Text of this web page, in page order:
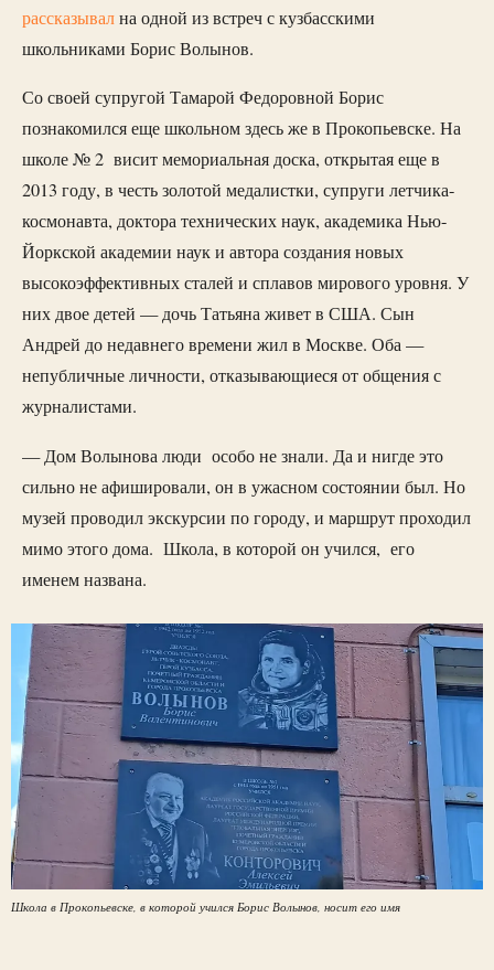
рассказывална одной из встреч с кузбасскими
школьниками Борис Волынов.
Со своей супругой Тамарой Федоровной Борис
познакомился еще школьном здесь же в Прокопьевске. На
школе № 2 висит мемориальная доска, открытая еще в
2013 году, в честь золотой медалистки, супруги летчика-
космонавта, доктора технических наук, академика Нью-
Йоркской академии наук и автора создания новых
высокоэффективных сталей и сплавов мирового уровня. У
них двое детей — дочь Татьяна живет в США. Сын
Андрей до недавнего времени жил в Москве. Оба —
непубличные личности, отказывающиеся от общения с
журналистами.
— Дом Волынова люди особо не знали. Да и нигде это
сильно не афишировали, он в ужасном состоянии был. Но
музей проводил экскурсии по городу, и маршрут проходил
мимо этого дома. Школа, в которой он учился, его
именем названа.
Школа в Прокопьевске, в которой учился Борис Волынов, носит его имя